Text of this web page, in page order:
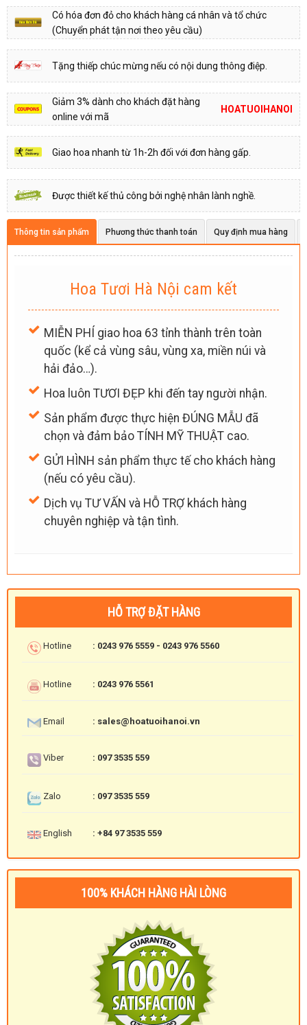
Có hóa đơn đỏ cho khách hàng cá nhân và tổ chức
(Chuyển phát tận nơi theo yêu cầu)
Tặng thiếp chúc mừng nếu có nội dung thông điệp.
Giảm 3% dành cho khách đặt hàng
online với mã
HOATUOIHANOI
Giao hoa nhanh từ 1h-2h đối với đơn hàng gấp.
Được thiết kế thủ công bởi nghệ nhân lành nghề.
Thông tin sản phẩm Phương thức thanh toán Quy định mua hàng
Hoa Tươi Hà Nội cam kết
MIỄN PHÍ giao hoa 63 tỉnh thành trên toàn
quốc (kể cả vùng sâu, vùng xa, miền núi và
hải đảo…).
Hoa luôn TƯƠI ĐẸP khi đến tay người nhận.
Sản phẩm được thực hiện ĐÚNG MẪU đã
chọn và đảm bảo TÍNH MỸ THUẬT cao.
GỬI HÌNH sản phẩm thực tế cho khách hàng
(nếu có yêu cầu).
Dịch vụ TƯ VẤN và HỖ TRỢ khách hàng
chuyên nghiệp và tận tình.
HỖ TRỢ ĐẶT HÀNG
Hotline : 0243 976 5559 - 0243 976 5560
Hotline : 0243 976 5561
Email : sales@hoatuoihanoi.vn
Viber : 097 3535 559
Zalo : 097 3535 559
English : +84 97 3535 559
100% KHÁCH HÀNG HÀI LÒNG